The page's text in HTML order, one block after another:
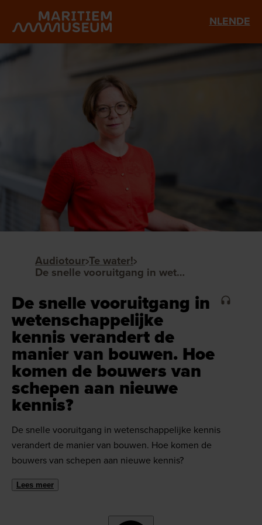
Ga naar de hoofdinhoud NLENDE
Audiotour Te water!
De snelle vooruitgang in wetenschappelijke kennis verandert de manier van bouwen. Hoe komen de bouwers van schepen aan nieuwe kennis?
De snelle vooruitgang in
wetenschappelijke
kennis verandert de
manier van bouwen. Hoe
komen de bouwers van
schepen aan nieuwe
kennis?
De snelle vooruitgang in wetenschappelijke kennis
verandert de manier van bouwen. Hoe komen de
bouwers van schepen aan nieuwe kennis?
Lees meer